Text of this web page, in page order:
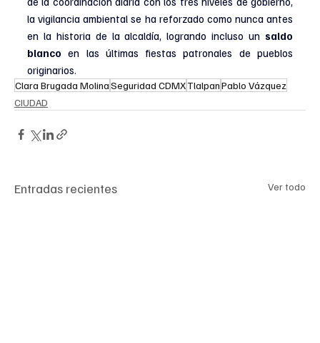
la vigilancia ambiental se ha reforzado como nunca antes
en la historia de la alcaldía, logrando incluso un saldo
blanco en las últimas fiestas patronales de pueblos
originarios.
Clara Brugada MolinaSeguridad CDMXTlalpanPablo Vázquez
CIUDAD
Entradas recientes Ver todo